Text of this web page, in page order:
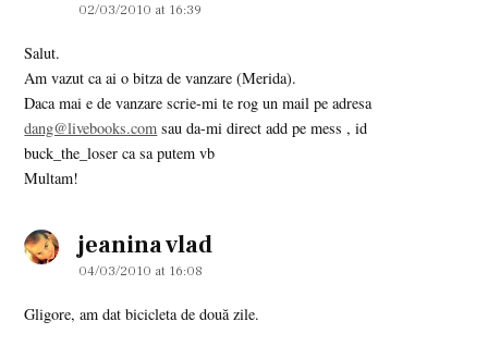
02/03/2010 at 16:39
Salut.
Am vazut ca ai o bitza de vanzare (Merida).
Daca mai e de vanzare scrie-mi te rog un mail pe adresa
dang@livebooks.com sau da-mi direct add pe mess , id
buck_the_loser ca sa putem vb
Multam!
jeanina vladsays:
04/03/2010 at 16:08
Gligore, am dat bicicleta de două zile.